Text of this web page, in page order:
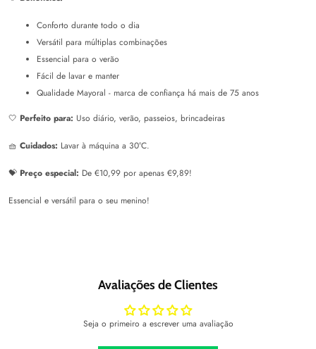
Conforto durante todo o dia
Versátil para múltiplas combinações
Essencial para o verão
Fácil de lavar e manter
Qualidade Mayoral - marca de confiança há mais de 75 anos
🤍 Perfeito para: Uso diário, verão, passeios, brincadeiras
🧺 Cuidados: Lavar à máquina a 30°C.
💝 Preço especial: De €10,99 por apenas €9,89!
Essencial e versátil para o seu menino!
Avaliações de Clientes
Seja o primeiro a escrever uma avaliação